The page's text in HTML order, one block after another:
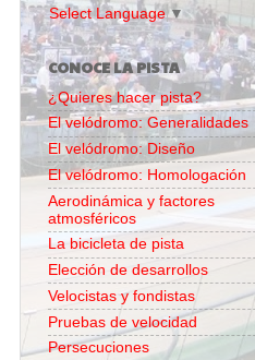
Select Language ▼
CONOCE LA PISTA
¿Quieres hacer pista?
El velódromo: Generalidades
El velódromo: Diseño
El velódromo: Homologación
Aerodinámica y factores
atmosféricos
La bicicleta de pista
Elección de desarrollos
Velocistas y fondistas
Pruebas de velocidad
Persecuciones